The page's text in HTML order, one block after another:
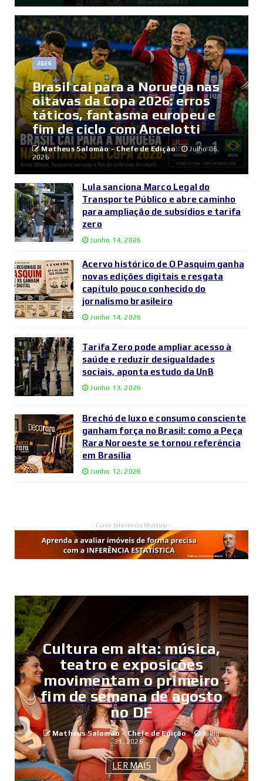
2026
Brasil cai para a Noruega nas
oitavas da Copa 2026: erros
táticos, fantasma europeu e
fim de ciclo com Ancelotti
Matheus Salomão - Chefe de Edição
Julho 06,
2026
Lula sanciona Marco Legal do
Transporte Público e abre caminho
para ampliação de subsídios e tarifa
zero
Junho 14, 2026
Acervo histórico de O Pasquim ganha
novas edições digitais e resgata
capítulo pouco conhecido do
jornalismo brasileiro
Junho 14, 2026
Tarifa Zero pode ampliar acesso à
saúde e reduzir desigualdades
sociais, aponta estudo da UnB
Junho 13, 2026
Brechó de luxo e consumo consciente
ganham força no Brasil: como a Peça
Rara Noroeste se tornou referência
em Brasília
Junho 12, 2026
- Curso Inferência Mottola -
Cultura em alta: música,
teatro e exposições
movimentam o primeiro
fim de semana de agosto
no DF
Matheus Salomão - Chefe de Edição
Julho
31, 2026
LER MAIS